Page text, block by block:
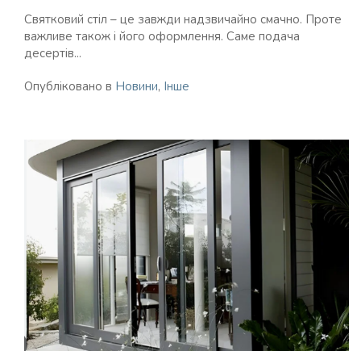
Святковий стіл – це завжди надзвичайно смачно. Проте
важливе також і його оформлення. Саме подача
десертів...
Опубліковано в Новини, Інше